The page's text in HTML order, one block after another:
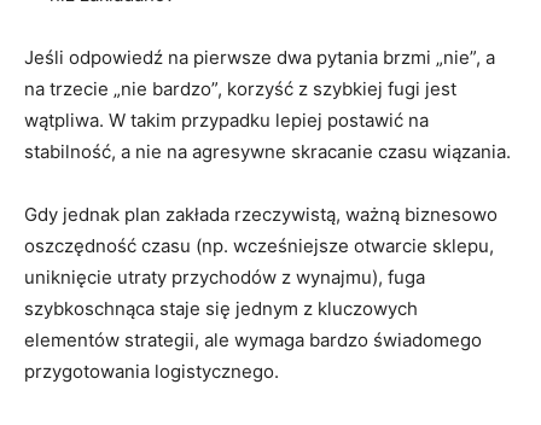
Jeśli odpowiedź na pierwsze dwa pytania brzmi „nie”, a
na trzecie „nie bardzo”, korzyść z szybkiej fugi jest
wątpliwa. W takim przypadku lepiej postawić na
stabilność, a nie na agresywne skracanie czasu wiązania.
Gdy jednak plan zakłada rzeczywistą, ważną biznesowo
oszczędność czasu (np. wcześniejsze otwarcie sklepu,
uniknięcie utraty przychodów z wynajmu), fuga
szybkoschnąca staje się jednym z kluczowych
elementów strategii, ale wymaga bardzo świadomego
przygotowania logistycznego.